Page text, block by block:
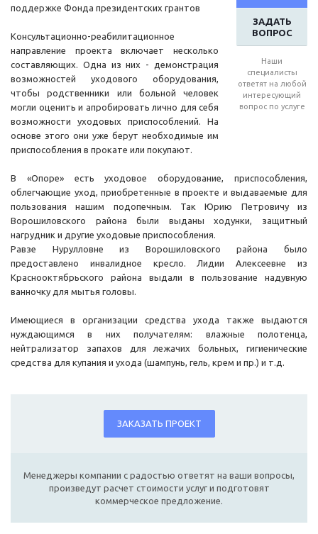
ЗАДАТЬ
ВОПРОС
Наши
специалисты
ответят на любой
интересующий
вопрос по услуге
поддержке Фонда президентских грантов
Консультационно-реабилитационное
направление проекта включает несколько
составляющих. Одна из них - демонстрация
возможностей уходового оборудования,
чтобы родственники или больной человек
могли оценить и апробировать лично для себя
возможности уходовых приспособлений. На
основе этого они уже берут необходимые им
приспособления в прокате или покупают.
В «Опоре» есть уходовое оборудование, приспособления,
облегчающие уход, приобретенные в проекте и выдаваемые для
пользования нашим подопечным. Так Юрию Петровичу из
Ворошиловского района были выданы ходунки, защитный
нагрудник и другие уходовые приспособления.
Равзе Нурулловне из Ворошиловского района было
предоставлено инвалидное кресло. Лидии Алексеевне из
Краснооктябрьского района выдали в пользование надувную
ванночку для мытья головы.
Имеющиеся в организации средства ухода также выдаются
нуждающимся в них получателям: влажные полотенца,
нейтрализатор запахов для лежачих больных, гигиенические
средства для купания и ухода (шампунь, гель, крем и пр.) и т.д.
ЗАКАЗАТЬ ПРОЕКТ
Менеджеры компании с радостью ответят на ваши вопросы,
произведут расчет стоимости услуг и подготовят
коммерческое предложение.